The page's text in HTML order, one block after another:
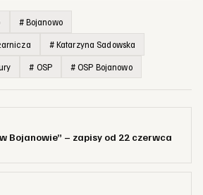
# Bojanowo
# Katarzyna Sadowska
# OSP # OSP Bojanowo
Bojanowie” – zapisy od 22 czerwca